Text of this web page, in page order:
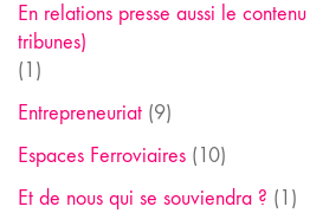
En relations presse aussi le
tribunes)
(1)
Entrepreneuriat (9)
Espaces Ferroviaires (10)
Et de nous qui se souviendra ? (1)